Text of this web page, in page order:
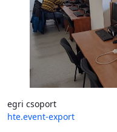
egri csoport
hte.event-export